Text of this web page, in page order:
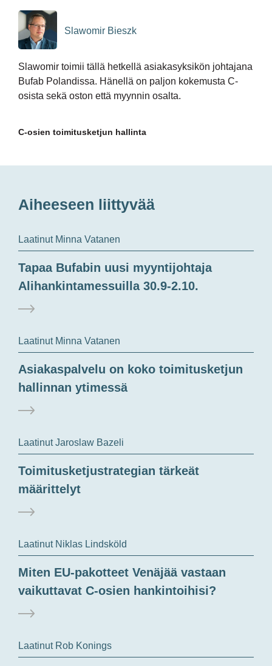
Slawomir Bieszk
Slawomir toimii tällä hetkellä asiakasyksikön johtajana
Bufab Polandissa. Hänellä on paljon kokemusta C-
osista sekä oston että myynnin osalta.
C-osien toimitusketjun hallinta
Aiheeseen liittyvää
Laatinut Minna Vatanen
Tapaa Bufabin uusi myyntijohtaja
Alihankintamessuilla 30.9-2.10.
Laatinut Minna Vatanen
Asiakaspalvelu on koko toimitusketjun
hallinnan ytimessä
Laatinut Jaroslaw Bazeli
Toimitusketjustrategian tärkeät
määrittelyt
Laatinut Niklas Lindsköld
Miten EU-pakotteet Venäjää vastaan
vaikuttavat C-osien hankintoihisi?
Laatinut Rob Konings